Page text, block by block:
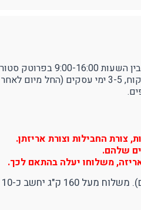
שרה - באר שבע.
החבילות וצורת אריזתן.
שלהם.
משלוחו יעלה בהתאם לכך.